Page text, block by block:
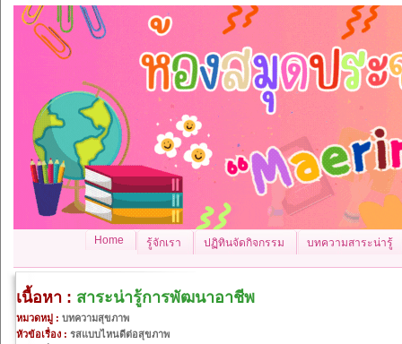
Home รู้จักเรา ปฏิทินจัดกิจกรรม บทความสาระน่ารู้
เนื้อหา : สาระน่ารู้การพัฒนาอาชีพ
หมวดหมู่ : บทความสุขภาพ
หัวข้อเรื่อง : รสแบบไหนดีต่อสุขภาพ